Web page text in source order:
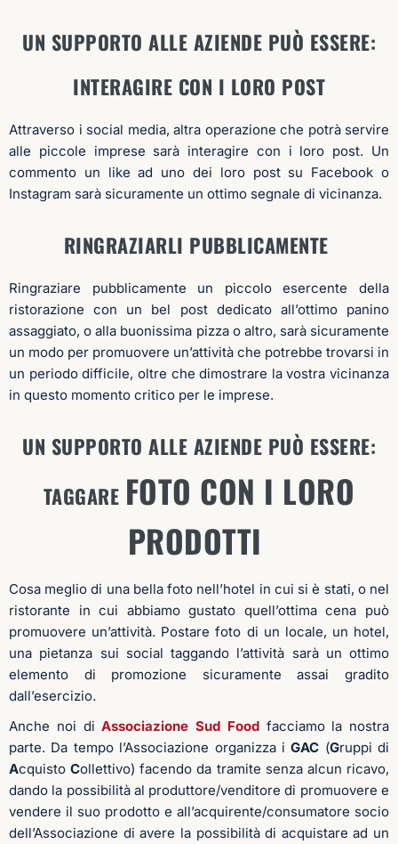
UN SUPPORTO ALLE AZIENDE PUÒ ESSERE:
INTERAGIRE CON I LORO POST
Attraverso i social media, altra operazione che potrà servire
alle piccole imprese sarà interagire con i loro post. Un
commento un like ad uno dei loro post su Facebook o
Instagram sarà sicuramente un ottimo segnale di vicinanza.
RINGRAZIARLI PUBBLICAMENTE
Ringraziare pubblicamente un piccolo esercente della
ristorazione con un bel post dedicato all’ottimo panino
assaggiato, o alla buonissima pizza o altro, sarà sicuramente
un modo per promuovere un’attività che potrebbe trovarsi in
un periodo difficile, oltre che dimostrare la vostra vicinanza
in questo momento critico per le imprese.
UN SUPPORTO ALLE AZIENDE PUÒ ESSERE:
TAGGARE FOTO CON I LORO
PRODOTTI
Cosa meglio di una bella foto nell’hotel in cui si è stati, o nel
ristorante in cui abbiamo gustato quell’ottima cena può
promuovere un’attività. Postare foto di un locale, un hotel,
una pietanza sui social taggando l’attività sarà un ottimo
elemento di promozione sicuramente assai gradito
dall’esercizio.
Anche noi diAssociazione Sud Foodfacciamo la nostra
parte. Da tempo l’Associazione organizza iGAC (Gruppi di
AcquistoCollettivo) facendo da tramite senza alcun ricavo,
dando la possibilità al produttore/venditore di promuovere e
vendere il suo prodotto e all’acquirente/consumatore socio
dell’Associazione di avere la possibilità di acquistare ad un